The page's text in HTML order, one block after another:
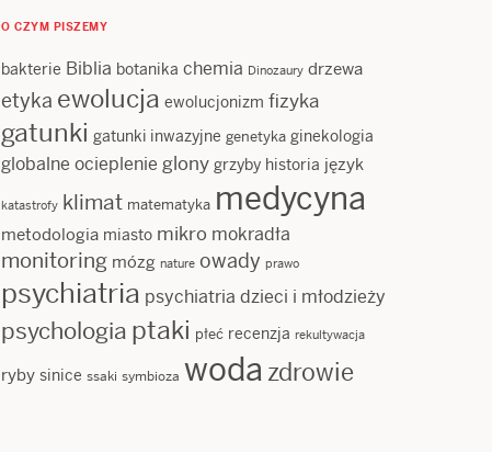
O CZYM PISZEMY
bakterie Biblia botanika chemia Dinozaury drzewa
etyka ewolucja ewolucjonizm fizyka
gatunki gatunki inwazyjne genetyka ginekologia
globalne ocieplenie glony grzyby historia język
katastrofy klimat matematyka medycyna
metodologia miasto mikro mokradła
monitoring mózg nature owady prawo
psychiatria psychiatria dzieci i młodzieży
psychologia ptaki płeć recenzja rekultywacja
ryby sinice ssaki symbioza woda zdrowie